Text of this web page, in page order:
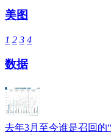
美图
1 2 3 4
数据
去年3月至今谁是召回的